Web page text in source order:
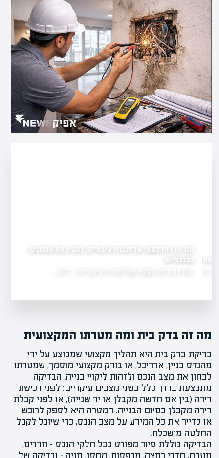
את שווי החברה
מה זה דוח כספי של חברה ציבורית: להבין את הנתונים
הכלכליים
מה זה דוח כספי של חברה ציבורית - דוח…
מה זה בדק בית ומה מטרתו המקצועית
בדיקת בדק בית היא תהליך מקצועי שמבוצע על ידי
מהנדס בניין, אדריכל, או בודק מקצועי מוסמך, שמטרתו
לבחון את מצב הנכס ולזהות ליקויי בנייה. הבדיקה
מתבצעת בדרך כלל בשני מצבים עיקריים: לפני רכישת
דירה (בין אם חדשה מקבלן או יד שנייה), או לפני קבלת
דירה מקבלן בסיום הבנייה. המטרה היא לספק לרוכש
או לדייר את כל המידע על מצב הנכס, כדי שיוכל לקבל
החלטה מושכלת.
הבדיקה כוללת סיור מפורט בכל חלקי הנכס – חדרים,
מטבח, חדרי רחצה, מרפסות, מחסן, חניה – ובדיקה של